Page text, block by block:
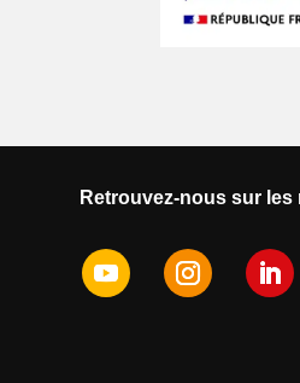
Retrouvez-nous sur